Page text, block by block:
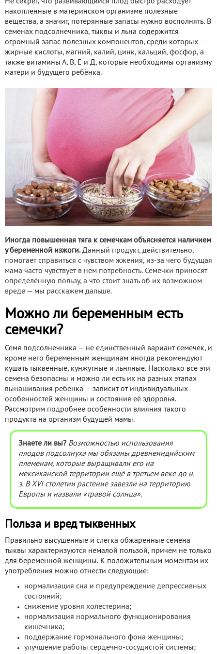
Не секрет, что развивающийся плод быстро расходует
накопленные в материнском организме полезные
вещества, а значит, потерянные запасы нужно восполнять. В
семенах подсолнечника, тыквы и льна содержится
огромный запас полезных компонентов, среди которых —
жирные кислоты, магний, калий, цинк, кальций, фосфор, а
также витамины А, В, Е и Д, которые необходимы организму
матери и будущего ребёнка.
Иногда повышенная тяга к семечкам объясняется наличием
у беременной изжоги.Данный продукт, действительно,
помогает справиться с чувством жжения, из-за чего будущая
мама часто чувствует в нём потребность. Семечки приносят
определённую пользу, а что стоит знать об их возможном
вреде — мы расскажем дальше.
Можно ли беременным есть
семечки?
Семя подсолнечника — не единственный вариант семечек, и
кроме него беременным женщинам иногда рекомендуют
кушать тыквенные, кунжутные и льняные. Насколько все эти
семена безопасны и можно ли есть их на разных этапах
вынашивания ребёнка — зависит от индивидуальных
особенностей женщины и состояния её здоровья.
Рассмотрим подробнее особенности влияния такого
продукта на организм будущей мамы.
Знаете ли вы? Возможностью использования
плодов подсолнуха мы обязаны древнеиндийским
племенам, которые выращивали его на
мексиканской территории ещё в третьем веке до н.
э. В XVI столетии растение завезли на территорию
Европы и назвали «травой солнца».
Польза и вред тыквенных
Правильно высушенные и слегка обжаренные семена
тыквы характеризуются немалой пользой, причём не только
для беременной женщины. К положительным моментам их
употребления можно отнести следующие:
нормализация сна и предупреждение депрессивных
состояний;
снижение уровня холестерина;
нормализация нормального функционирования
кишечника;
поддержание гормонального фона женщины;
улучшение работы сердечно-сосудистой системы;